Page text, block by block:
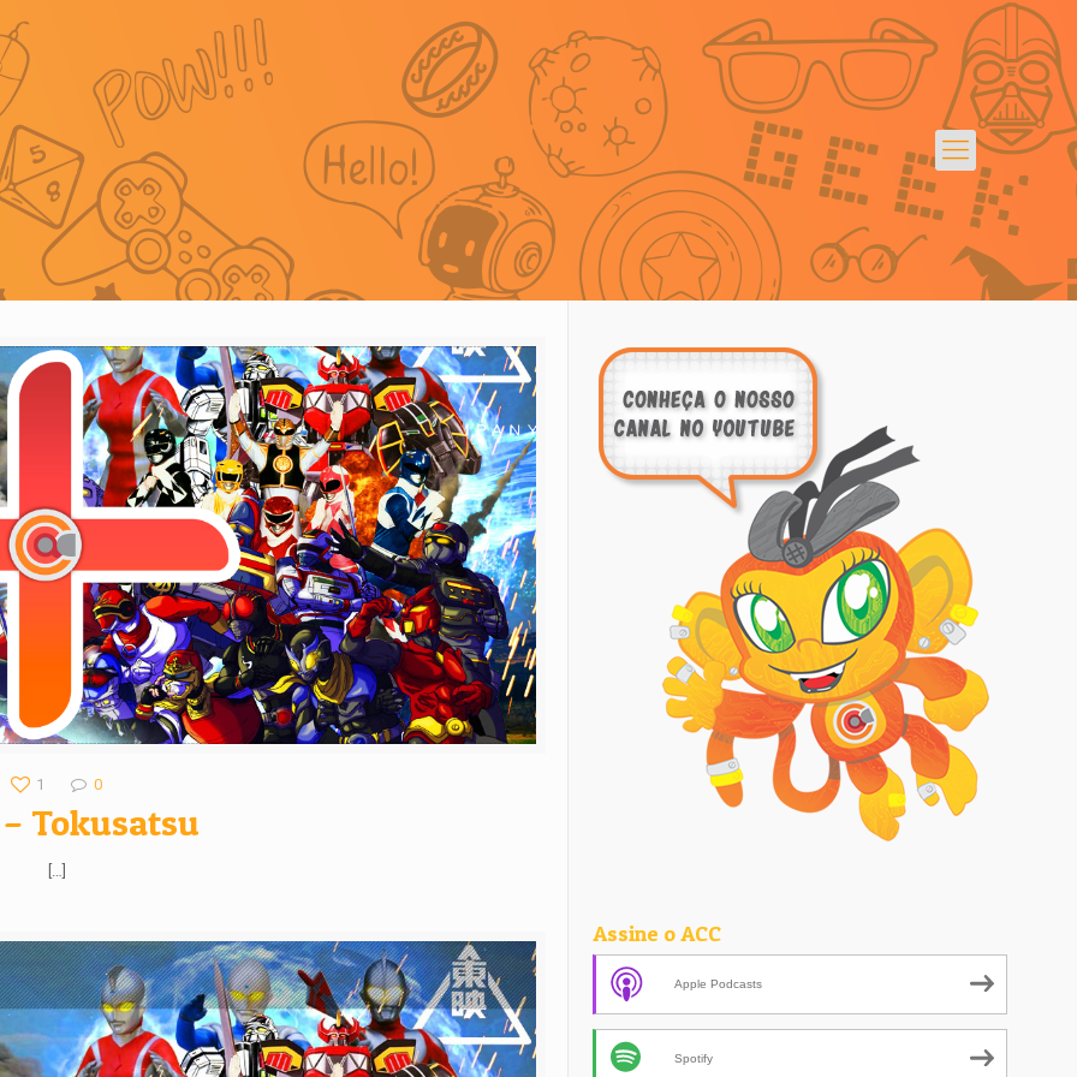
1 0
– Tokusatsu
[…]
Assine o ACC
Apple Podcasts
Spotify